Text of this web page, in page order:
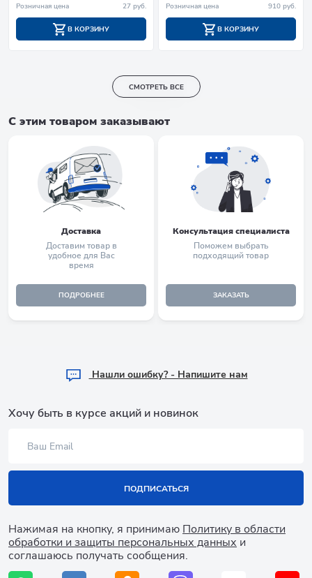
Розничная цена
27 руб.
В КОРЗИНУ
Розничная цена
910 руб.
В КОРЗИНУ
СМОТРЕТЬ ВСЕ
С этим товаром заказывают
Доставка
Доставим товар в
удобное для Вас
время
ПОДРОБНЕЕ
Консультация специалиста
Поможем выбрать
подходящий товар
ЗАКАЗАТЬ
Hашли ошибку? - Напишите нам
Хочу быть в курсе акций и новинок
ПОДПИСАТЬСЯ
Нажимая на кнопку, я принимаю Политику в области
обработки и защиты персональных данных и
соглашаюсь получать сообщения.